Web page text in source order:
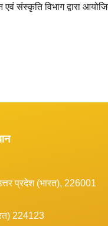
संस्कृति विभाग द्वारा
प्रदेश (भारत), 226001
224123